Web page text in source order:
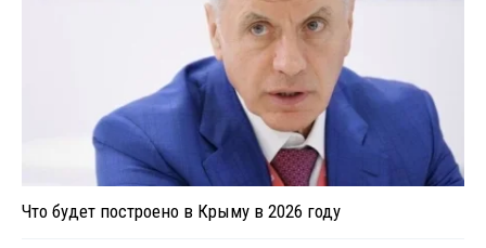
Что будет построено в Крыму в 2026 году